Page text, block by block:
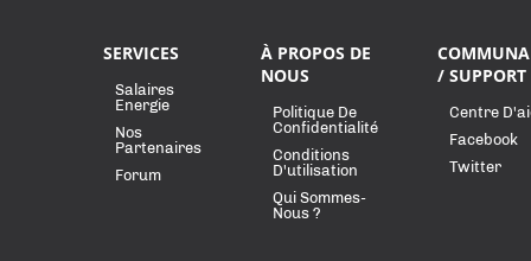
SERVICES
Salaires
Energie
Nos
Partenaires
Forum
À PROPOS DE
NOUS
Politique De
Confidentialité
Conditions
D'utilisation
Qui Sommes-
Nous ?
/ SUPPORT
Centre
Facebook
Twitter